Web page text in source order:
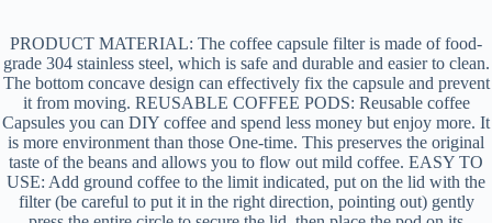
PRODUCT MATERIAL: The coffee capsule filter is made of food-
grade 304 stainless steel, which is safe and durable and easier to clean.
The bottom concave design can effectively fix the capsule and prevent
it from moving. REUSABLE COFFEE PODS: Reusable coffee
Capsules you can DIY coffee and spend less money but enjoy more. It
is more environment than those One-time. This preserves the original
taste of the beans and allows you to flow out mild coffee. EASY TO
USE: Add ground coffee to the limit indicated, put on the lid with the
filter (be careful to put it in the right direction, pointing out) gently